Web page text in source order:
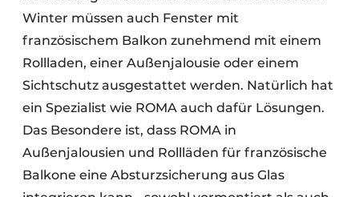
Winter müssen auch Fenster mit
französischem Balkon zunehmend mit einem
Rollladen, einer Außenjalousie oder einem
Sichtschutz ausgestattet werden. Natürlich hat
ein Spezialist wie ROMA auch dafür Lösungen.
Das Besondere ist, dass ROMA in
Außenjalousien und Rollläden für französische
Balkone eine Absturzsicherung aus Glas